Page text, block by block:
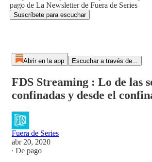
pago de La Newsletter de Fuera de Series
Suscríbete para escuchar
Abrir en la app Escuchar a través de...
FDS Streaming : Lo de las
confinadas y desde el
Fuera de Series
abr 20, 2020
∙ De pago